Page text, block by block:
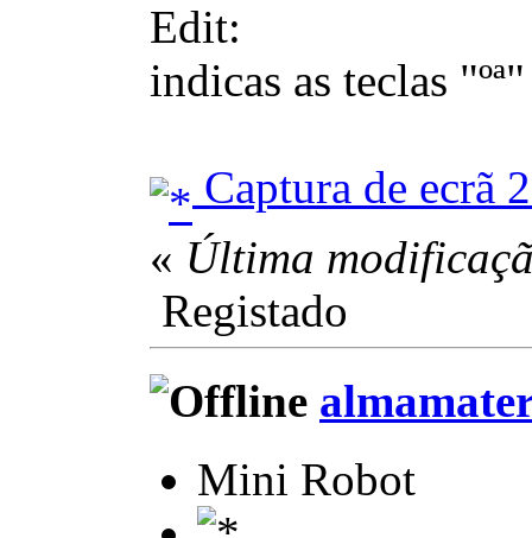
Edit:
indicas as teclas
Captura de ecrã
« Última
Registado
Mini Robot